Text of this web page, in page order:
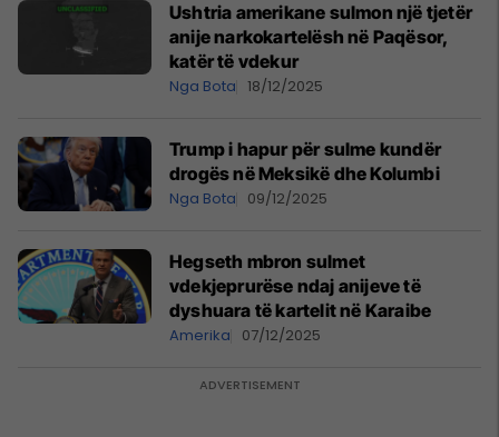
Ushtria amerikane sulmon një tjetër
anije narkokartelësh në Paqësor,
katër të vdekur
Nga Bota 18/12/2025
Trump i hapur për sulme kundër
drogës në Meksikë dhe Kolumbi
Nga Bota 09/12/2025
Hegseth mbron sulmet
vdekjeprurëse ndaj anijeve të
dyshuara të kartelit në Karaibe
Amerika 07/12/2025